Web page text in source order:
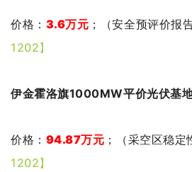
价格： 3.6万元 ；（安全预评价报
1202】
伊金霍洛旗1000MW平价光伏基
价格： 94.87万元 ；（采空区稳定
1202】